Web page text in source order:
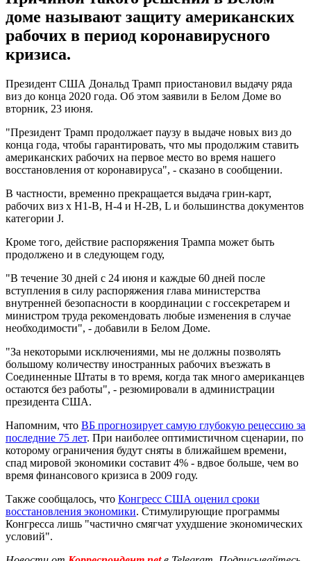
доме называют защиту американских
рабочих в период коронавирусного
кризиса.
Президент США Дональд Трамп приостановил выдачу ряда
виз до конца 2020 года. Об этом заявили в Белом Доме во
вторник, 23 июня.
"Президент Трамп продолжает паузу в выдаче новых виз до
конца года, чтобы гарантировать, что мы продолжим ставить
американских рабочих на первое место во время нашего
восстановления от коронавируса", - сказано в сообщении.
В частности, временно прекращается выдача грин-карт,
рабочих виз х H1-B, H-4 и H-2B, L и большинства документов
категории J.
Кроме того, действие распоряжения Трампа может быть
продолжено и в следующем году,
"В течение 30 дней с 24 июня и каждые 60 дней после
вступления в силу распоряжения глава министерства
внутренней безопасности в координации с госсекретарем и
министром труда рекомендовать любые изменения в случае
необходимости", - добавили в Белом Доме.
"За некоторыми исключениями, мы не должны позволять
большому количеству иностранных рабочих въезжать в
Соединенные Штаты в то время, когда так много американцев
остаются без работы", - резюмировали в администрации
президента США.
Напомним, что ВБ прогнозирует самую глубокую рецессию за
последние 75 лет. При наиболее оптимистичном сценарии, по
которому ограничения будут сняты в ближайшем времени,
спад мировой экономики составит 4% - вдвое больше, чем во
время финансового кризиса в 2009 году.
Также сообщалось, что Конгресс США оценил сроки
восстановления экономики. Стимулирующие программы
Конгресса лишь "частично смягчат ухудшение экономических
условий".